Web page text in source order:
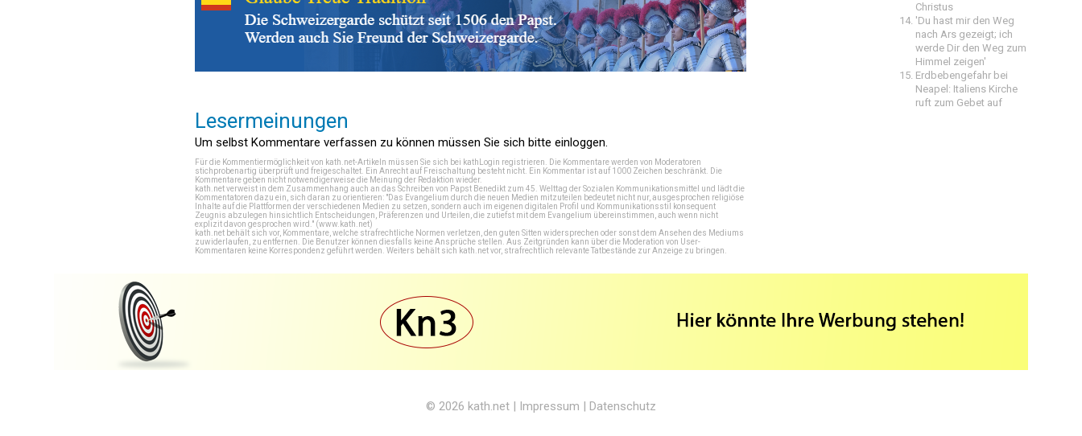
Lesermeinungen
Um selbst Kommentare verfassen zu können müssen Sie sich bitte einloggen.
Für die Kommentiermöglichkeit von kath.net-Artikeln müssen Sie sich bei kathLogin registrieren . Die Kommentare werden von Moderatoren
stichprobenartig überprüft und freigeschaltet. Ein Anrecht auf Freischaltung besteht nicht. Ein Kommentar ist auf 1000 Zeichen beschränkt. Die
Kommentare geben nicht notwendigerweise die Meinung der Redaktion wieder.
kath.net verweist in dem Zusammenhang auch an das Schreiben von Papst Benedikt zum 45. Welttag der Sozialen Kommunikationsmittel und lädt die
Kommentatoren dazu ein, sich daran zu orientieren: "Das Evangelium durch die neuen Medien mitzuteilen bedeutet nicht nur, ausgesprochen religiöse
Inhalte auf die Plattformen der verschiedenen Medien zu setzen, sondern auch im eigenen digitalen Profil und Kommunikationsstil konsequent
Zeugnis abzulegen hinsichtlich Entscheidungen, Präferenzen und Urteilen, die zutiefst mit dem Evangelium übereinstimmen, auch wenn nicht
explizit davon gesprochen wird." (www.kath.net)
kath.net behält sich vor, Kommentare, welche strafrechtliche Normen verletzen, den guten Sitten widersprechen oder sonst dem Ansehen des Mediums
zuwiderlaufen, zu entfernen. Die Benutzer können diesfalls keine Ansprüche stellen. Aus Zeitgründen kann über die Moderation von User-
Kommentaren keine Korrespondenz geführt werden. Weiters behält sich kath.net vor, strafrechtlich relevante Tatbestände zur Anzeige zu bringen.
Christus
'Du hast mir den Weg
nach Ars gezeigt; ich
werde Dir den Weg zum
Himmel zeigen'
Erdbebengefahr bei
Neapel: Italiens Kirche
ruft zum Gebet auf
© 2026 kath.net | Impressum | Datenschutz